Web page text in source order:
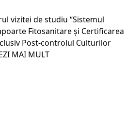
vizitei de studiu “Sistemul
Fitosanitare și Certificarea
Post-controlul Culturilor
MAI MULT